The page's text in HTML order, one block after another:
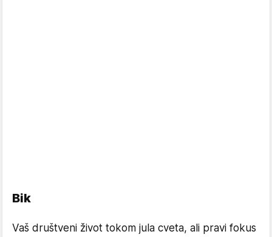
Bik
Vaš društveni život tokom jula cveta, ali pravi fokus